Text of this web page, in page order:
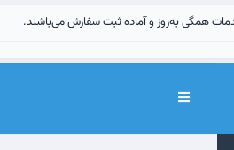
همگی به‌روز و آماده ثبت سفارش می‌باشند.
تغییر
ناوبری